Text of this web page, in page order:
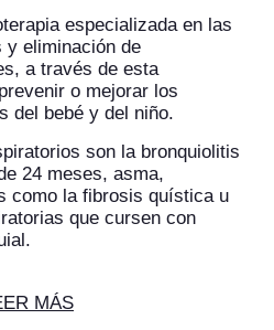
especializada en las
y eliminación de
a través de esta
o mejorar los
del bebé y del niño.
son la bronquiolitis
24 meses, asma,
como la fibrosis quística u
que cursen con
MÁS